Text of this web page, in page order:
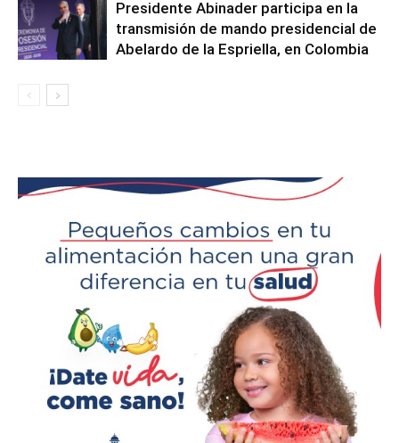
Presidente Abinader participa en la
transmisión de mando presidencial de
Abelardo de la Espriella, en Colombia